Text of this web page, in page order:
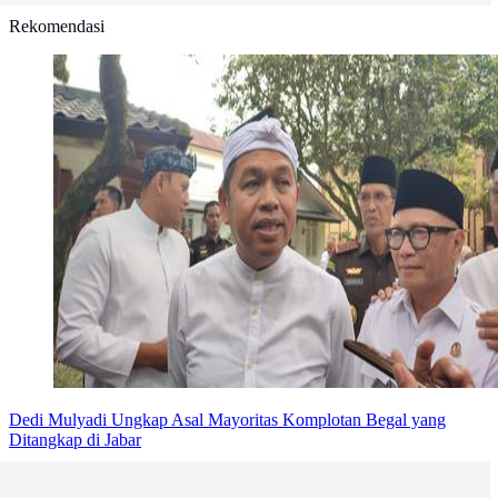
Rekomendasi
Dedi Mulyadi Ungkap Asal Mayoritas Komplotan Begal yang
Ditangkap di Jabar